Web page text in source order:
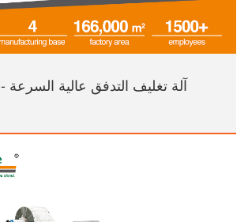
آلة تغليف التدفق عالية السرعة - SZ580